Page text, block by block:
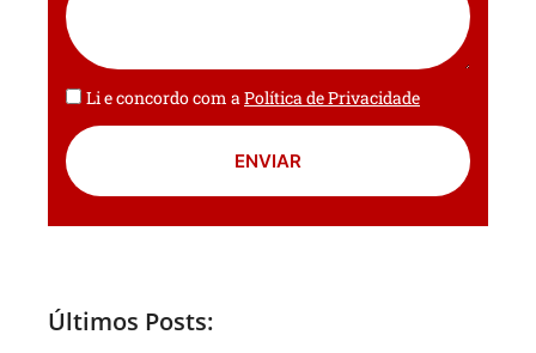
Li e concordo com aPolítica de Privacidade
ENVIAR
Últimos Posts: